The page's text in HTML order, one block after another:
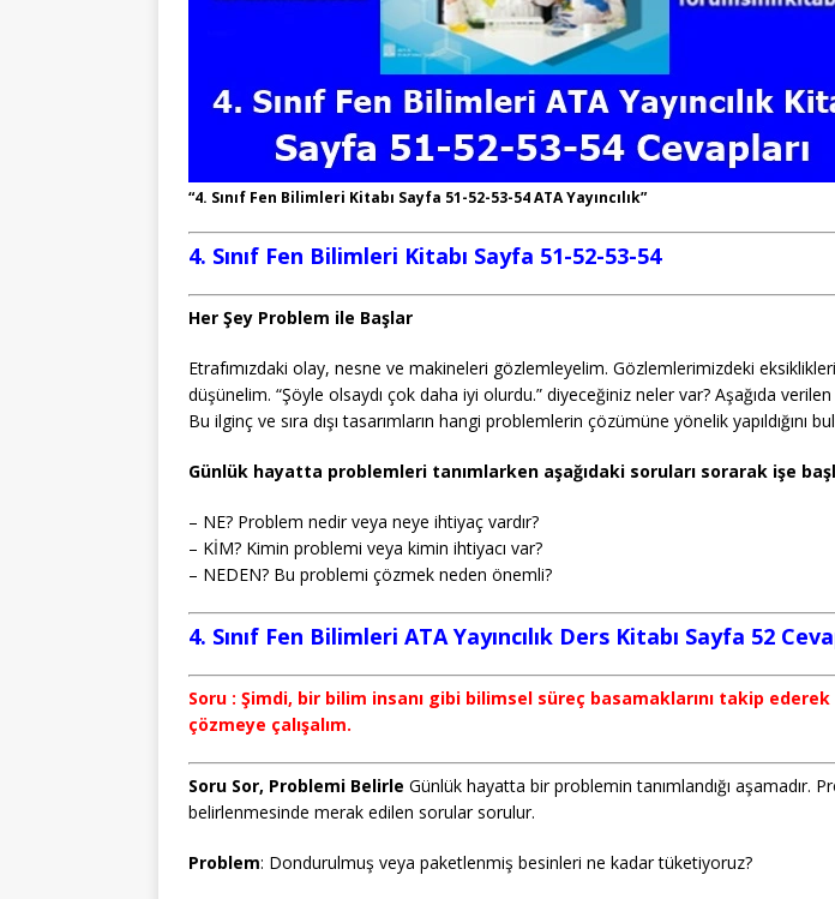
“4. Sınıf Fen Bilimleri Kitabı Sayfa 51-52-53-54 ATA Yayıncılık”
4. Sınıf Fen Bilimleri Kitabı Sayfa 51-52-53-54
Her Şey Problem ile Başlar
Etrafımızdaki olay, nesne ve makineleri gözlemleyelim. Gözlemlerimizdeki
düşünelim. “Şöyle olsaydı çok daha iyi olurdu.” diyeceğiniz neler var? Aşağıda
Bu ilginç ve sıra dışı tasarımların hangi problemlerin çözümüne yönelik yapıldığını
Günlük hayatta problemleri tanımlarken aşağıdaki soruları sorarak işe
– NE? Problem nedir veya neye ihtiyaç vardır?
– KİM? Kimin problemi veya kimin ihtiyacı var?
– NEDEN? Bu problemi çözmek neden önemli?
4. Sınıf Fen Bilimleri ATA Yayıncılık Ders Kitabı Sayfa 52
Soru : Şimdi, bir bilim insanı gibi bilimsel süreç basamaklarını takip
çözmeye çalışalım.
Soru Sor, Problemi Belirle Günlük hayatta bir problemin tanımlandığı aşamadır.
belirlenmesinde merak edilen sorular sorulur.
Problem: Dondurulmuş veya paketlenmiş besinleri ne kadar tüketiyoruz?